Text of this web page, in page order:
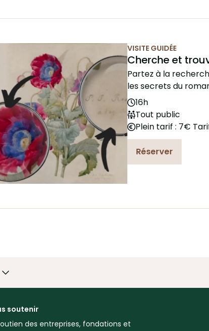
du 9 Sep. 2026 VISITE GUIDÉE
Cherche et
Partez à la
les secrets du
16h
Tout public
Plein tarif : 7€
Réserver
soutenir
des entreprises, fondations et